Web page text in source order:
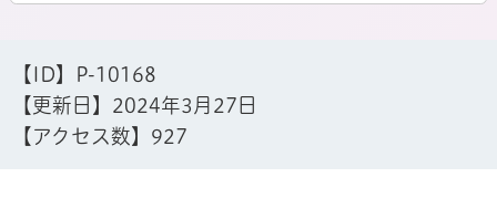
【ID】
P-10168
【更新日】 2024年3月27日
【アクセス数】 927